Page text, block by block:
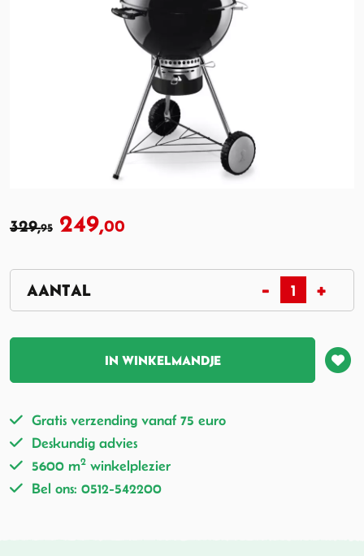
329,95 249,00
IN WINKELMANDJE
Gratis verzending vanaf 75 euro
Deskundig advies
5600 m2 winkelplezier
Bel ons: 0512-542200